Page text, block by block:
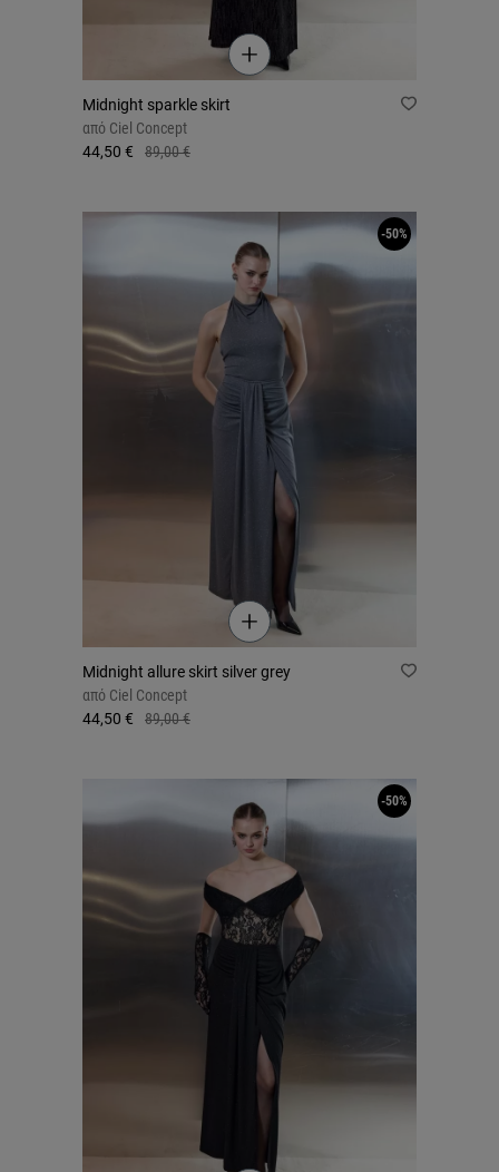
Midnight sparkle skirt
από Ciel Concept
44,50 €
89,00 €
Midnight allure skirt silver grey
από Ciel Concept
44,50 €
89,00 €
-50%
-50%